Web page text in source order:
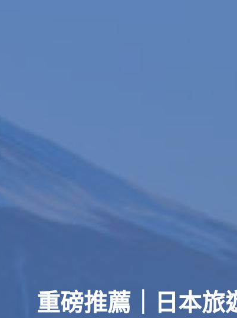
重磅推薦｜日本旅